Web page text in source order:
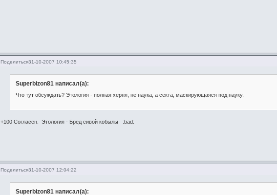
Поделиться31-10-2007 10:45:35
Superbizon81 написал(а):
Что тут обсуждать? Этология - полная херня, не наука, а секта, маскирующаяся под науку.
+100 Согласен. Этология - Бред сивой кобылы :bad:
Поделиться31-10-2007 12:04:22
Superbizon81 написал(а):